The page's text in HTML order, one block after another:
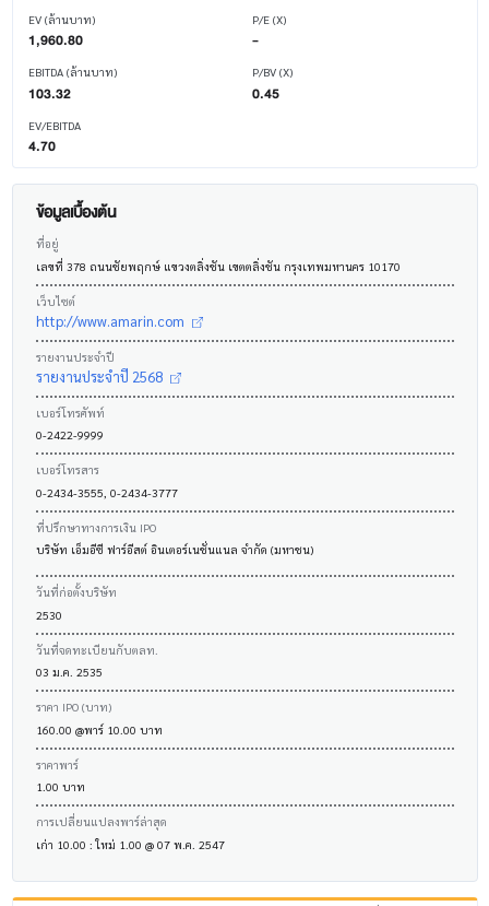
EV (ล้านบาท)
1,960.80
EBITDA (ล้านบาท)
103.32
EV/EBITDA
4.70
P/E (X)
-
P/BV (X)
0.45
ข้อมูลเบื้องต้น
ที่อยู่
เลขที่ 378 ถนนชัยพฤกษ์ แขวงตลิ่งชัน เขตตลิ่งชัน กรุงเทพมหานคร 10170
เว็บไซต์
http://www.amarin.com
รายงานประจำปี
รายงานประจำปี 2568
เบอร์โทรศัพท์
0-2422-9999
เบอร์โทรสาร
0-2434-3555, 0-2434-3777
ที่ปรึกษาทางการเงิน IPO
บริษัท เอ็มอีซี ฟาร์อีสต์ อินเตอร์เนชั่นแนล จำกัด (มหาชน)
วันที่ก่อตั้งบริษัท
2530
วันที่จดทะเบียนกับตลท.
03 ม.ค. 2535
ราคา IPO (บาท)
160.00 @พาร์ 10.00 บาท
ราคาพาร์
1.00 บาท
การเปลี่ยนแปลงพาร์ล่าสุด
เก่า 10.00 : ใหม่ 1.00 @ 07 พ.ค. 2547